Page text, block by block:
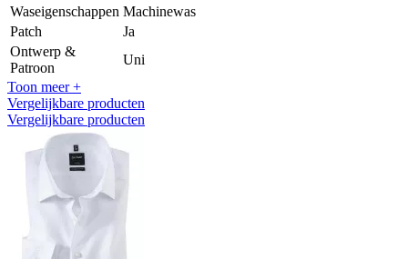
Waseigenschappen Machinewas
Patch
Ja
Ontwerp &
Patroon
Uni
Toon meer +
Vergelijkbare producten
Vergelijkbare producten